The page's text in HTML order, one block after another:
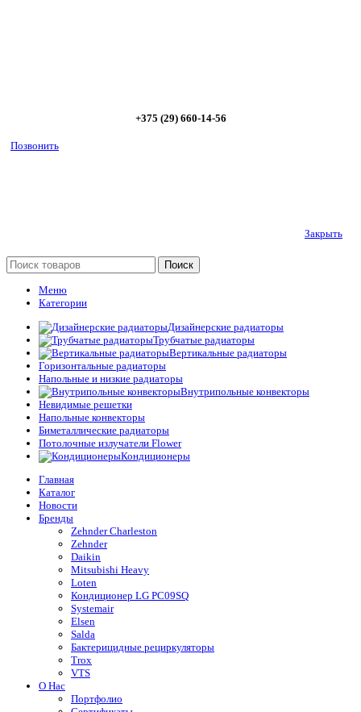
+375 (29) 660-14-56
Позвонить
Закрыть
Поиск
Меню
Категории
Дизайнерские радиаторы
Трубчатые радиаторы
Вертикальные радиаторы
Горизонтальные радиаторы
Напольные и низкие радиаторы
Внутрипольные конвекторы
Невидимые решетки
Напольные конвекторы
Биметаллические радиаторы
Потолочные излучатели Flower
Кондиционеры
Главная
Каталог
Новости
Бренды
Zehnder Charleston
Zehnder
Daikin
Mitsubishi Heavy
Loten
Кондиционер LG PC09SQ
Systemair
Elsen
Salda
Бактерицидные рециркуляторы
Trox
VTS
О Нас
Портфолио